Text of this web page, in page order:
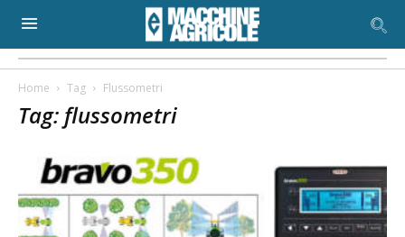
Home Tag Flussometri
Tag: flussometri